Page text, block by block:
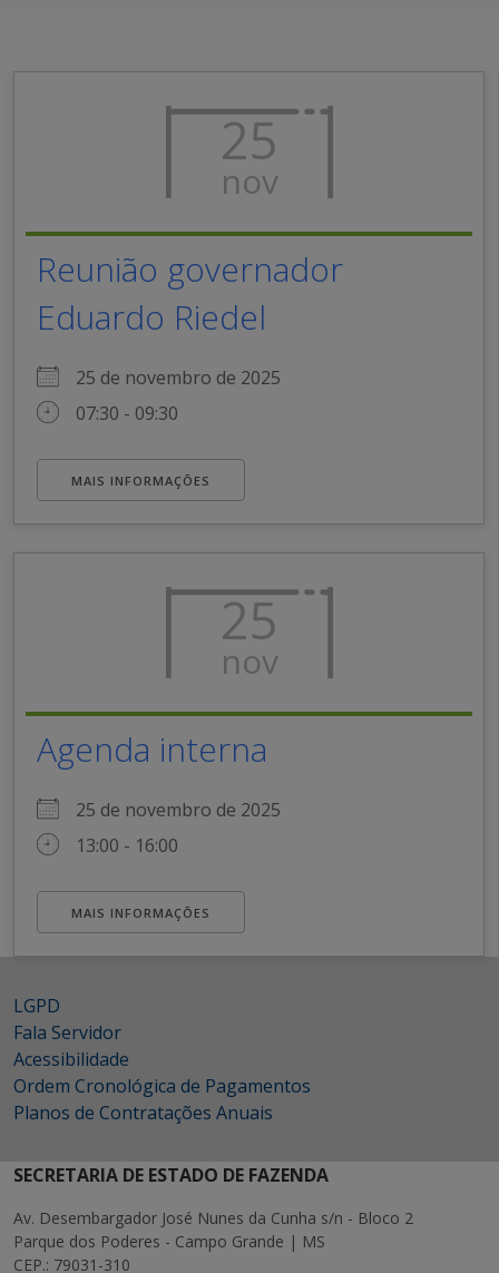
25
nov
Reunião governador
Eduardo Riedel
25 de novembro de 2025
07:30 - 09:30
MAIS INFORMAÇÕES
25
nov
Agenda interna
25 de novembro de 2025
13:00 - 16:00
MAIS INFORMAÇÕES
LGPD
Fala Servidor
Acessibilidade
Ordem Cronológica de Pagamentos
Planos de Contratações Anuais
SECRETARIA DE ESTADO DE FAZENDA
Av. Desembargador José Nunes da Cunha s/n - Bloco 2
Parque dos Poderes - Campo Grande | MS
CEP.: 79031-310